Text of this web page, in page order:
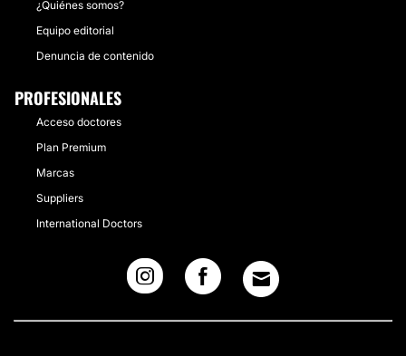
¿Quiénes somos?
Equipo editorial
Denuncia de contenido
PROFESIONALES
Acceso doctores
Plan Premium
Marcas
Suppliers
International Doctors